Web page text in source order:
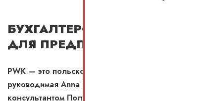
БУХГАЛТЕРСКИЙ АУТСОРСИНГ
ДЛЯ ПРЕДПРИНИМАТЕЛЕЙ
PWK — это польско-белорусская компания,
руководимая Anna Przybysz — налоговым
консультантом Польши с 23-летним опытом работы